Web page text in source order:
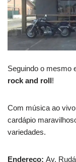
Seguindo o mesmo
rock and roll!
Com música ao
cardápio
variedades.
Endereço: Av.